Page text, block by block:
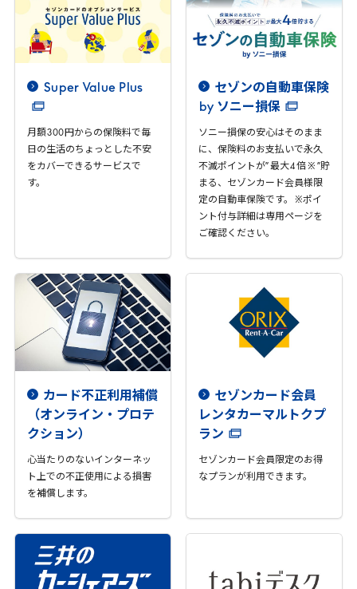
Super Value Plus
月額300 円からの保険料で毎
日の生活のちょっとした不安
をカバーできるサービスで
す。
セゾンの自動車保険
by ソニー損保
ソニー損保の安心はそのまま
に、保険料のお支払いで永久
不滅ポイントが” 最大4倍 ※ ”貯
まる、セゾンカード会員様限
定の自動車保険です。 ※ポイ
ント付与詳細は専用ページを
ご確認ください。
カード不正利用補償
（オンライン・プロテ
クション）
心当たりのないインターネッ
ト上での不正使用による損害
を補償します。
セゾンカード会員
レンタカーマルトクプ
ラン
セゾンカード会員限定のお得
なプランが利用できます。